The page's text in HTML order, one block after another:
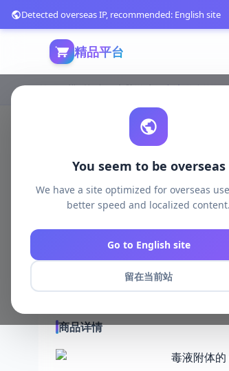
精品平台
Detected overseas IP, recommended: English site
You seem to be overseas
We have a site optimized for overseas
better speed and localized content.
Go to English site
留在当前站
首页 模型打印 电脑游戏
毒液附体的
Print Model STL
# Dr. Doom Venomized # 3D Print
商品详情